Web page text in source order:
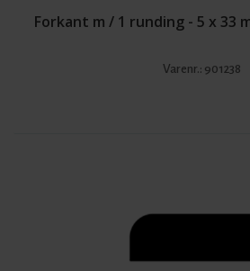
Forkant m / 1 runding - 5 x 33
Varenr.: 901238